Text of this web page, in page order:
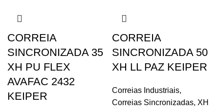
CORREIA
SINCRONIZADA 35
XH PU FLEX
AVAFAC 2432
KEIPER
CORREIA
SINCRONIZADA 50
XH LL PAZ KEIPER
Correias Industriais,
Correias Sincronizadas, XH